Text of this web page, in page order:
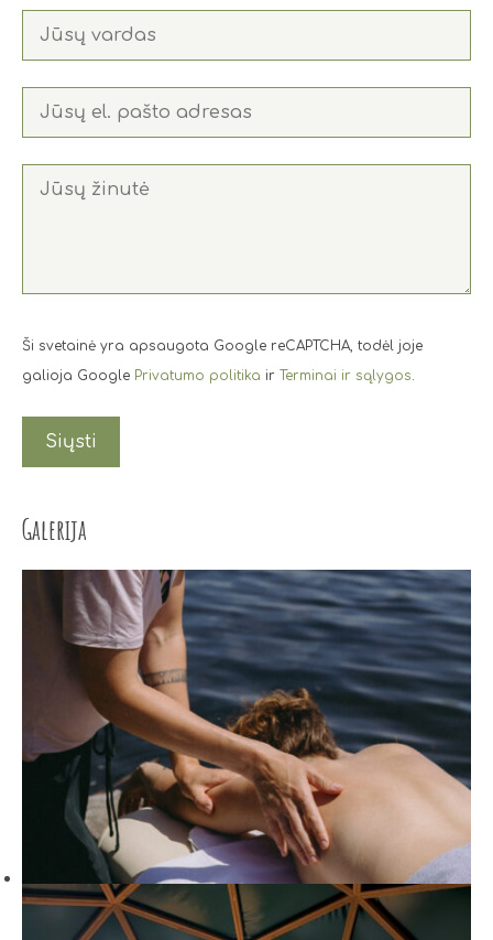
Ši svetainė yra apsaugota Google reCAPTCHA, todėl joje
galioja Google Privatumo politika ir Terminai ir sąlygos.
Galerija